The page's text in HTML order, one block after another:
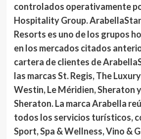
controlados operativamente
Hospitality Group.
Resorts es uno de los grupos
en los mercados citados
cartera de clientes de
las marcas St. Regis, The
Westin, Le Méridien, Sheraton
Sheraton. La marca Arabella
todos los servicios turísticos,
Sport, Spa & Wellness, Vino &